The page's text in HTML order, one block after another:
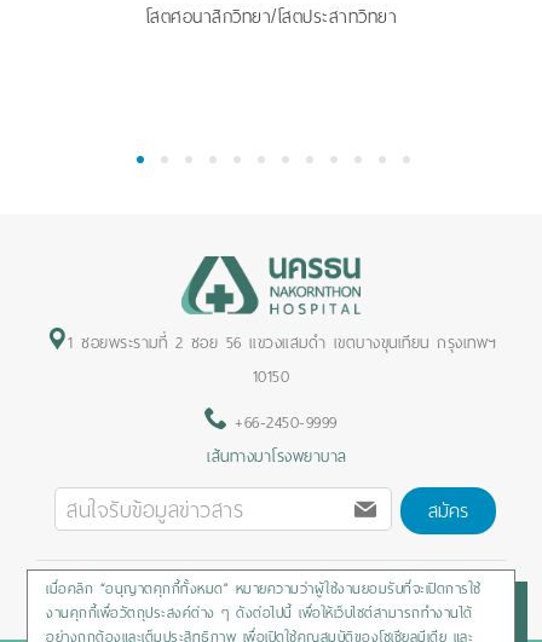
โสตศอนาสิกวิทยา/โสตประสาทวิทยา
1 2 3 4 5 6 7 8 9 10 11 12
1 ซอยพระรามที่ 2 ซอย 56 แขวงแสมดำ เขตบางขุนเทียน กรุงเทพฯ
10150
+66-2450-9999
เส้นทางมาโรงพยาบาล
สมัคร
Privacy Policy/Cookies Policy/Sitemap/สิทธิผู้ป่วย
เมื่อคลิก “อนุญาตคุกกี้ทั้งหมด” หมายความว่าผู้ใช้งานยอมรับที่จะเปิดการใช้
งานคุกกี้เพื่อวัตถุประสงค์ต่าง ๆ ดังต่อไปนี้ เพื่อให้เว็บไซต์สามารถทำงานได้
อย่างถูกต้องและเต็มประสิทธิภาพ เพื่อเปิดใช้คุณสมบัติของโซเชียลมีเดีย และ